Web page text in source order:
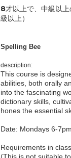
8才以上で、中級以
級以上）
Spelling Bee
description:
This course is
abilities, both orally
into the fascinating
dictionary skills,
hones the essential
Date: Mondays 6-7pm
Requirements in